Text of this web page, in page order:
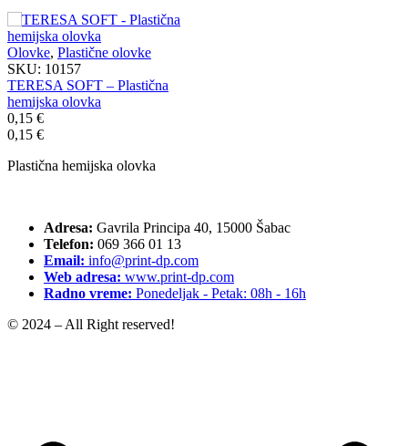
Olovke, Plastične olovke
SKU: 10157
TERESA SOFT – Plastična
hemijska olovka
0,15 €
0,15 €
Plastična hemijska olovka
Adresa: Gavrila Principa 40, 15000 Šabac
Telefon: 069 366 01 13
Email: info@print-dp.com
Web adresa: www.print-dp.com
Radno vreme: Ponedeljak - Petak: 08h - 16h
© 2024 – All Right reserved!